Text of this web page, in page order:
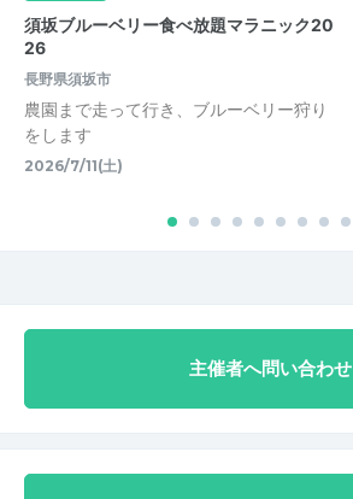
須坂ブルーベリー食べ放題マラニック20
26
長野県須坂市
農園まで走って行き、ブルーベリー狩り
をします
2026/7/11(土)
主催者へ問い合わせ